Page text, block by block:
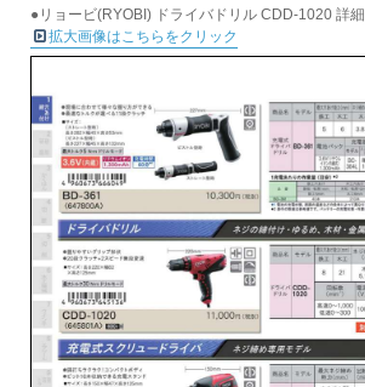
●リョービ(RYOBI) ドライバドリル CDD-1020 詳細
拡大画像はこちらをクリック